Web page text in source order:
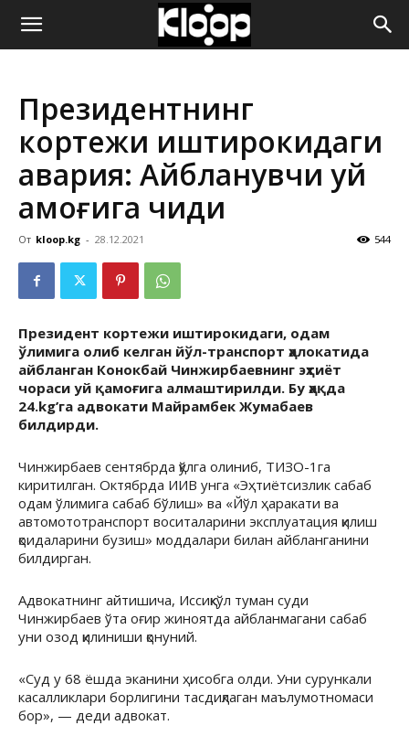
ҚИРҒИЗИСТОН
ЯНГИЛИКЛАРИ
Президентнинг
кортежи иштирокидаги
авария: Айбланувчи уй
қамоғига чиқди
От kloop.kg - 28.12.2021 544
Президент кортежи иштирокидаги, одам
ўлимига олиб келган йўл-транспорт ҳалокатида
айбланган Конокбай Чинжирбаевнинг эҳтиёт
чораси уй қамоғига алмаштирилди. Бу ҳақда
24.kg’га адвокати Майрамбек Жумабаев
билдирди.
Чинжирбаев сентябрда қўлга олиниб, ТИЗО-1га
киритилган. Октябрда ИИВ унга «Эҳтиётсизлик сабаб
одам ўлимига сабаб бўлиш» ва «Йўл ҳаракати ва
автомототранспорт воситаларини эксплуатация қилиш
қоидаларини бузиш» моддалари билан айбланганини
билдирган.
Адвокатнинг айтишича, Иссиқкўл туман суди
Чинжирбаев ўта оғир жиноятда айбланмагани сабаб
уни озод қилиниши қонуний.
«Суд у 68 ёшда эканини ҳисобга олди. Уни сурункали
касалликлари борлигини тасдиқлаган маълумотномаси
бор», — деди адвокат.